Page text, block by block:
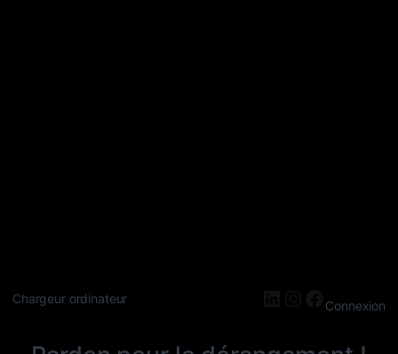
Chargeur ordinateur LinkedIn
Instagram
Connexion